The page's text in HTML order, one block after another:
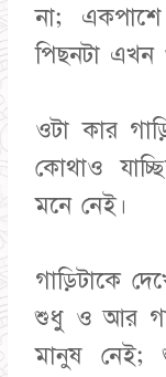
না;
পিছনটা এখন
ওটা কার
কোথাও
মনে নেই।
গাড়িটাকে
শুধু ও আর
মানুষ